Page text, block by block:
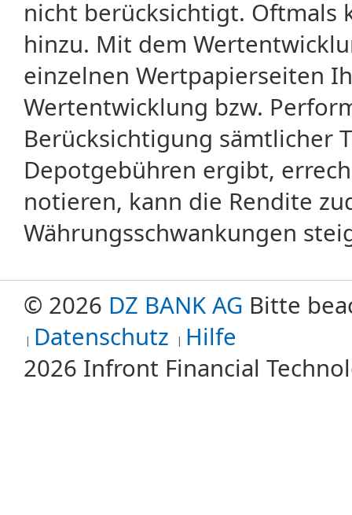
nicht berücksichtigt. Oftmals
hinzu. Mit dem
einzelnen Wertpapierseiten
Wertentwicklung bzw.
Berücksichtigung sämtlicher
Depotgebühren ergibt,
notieren, kann die Rendite
Währungsschwankungen
© 2026 DZ BANK AG Bitte
Datenschutz Hilfe
2026 Infront Financial